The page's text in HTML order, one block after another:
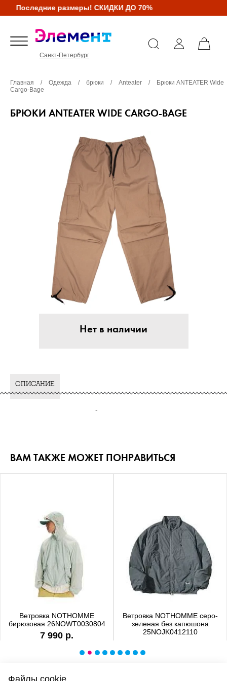
Последние размеры! СКИДКИ ДО 70%
Санкт-Петербург
Главная / Одежда / брюки / Anteater /
Брюки ANTEATER Wide
Cargo-Bage
БРЮКИ ANTEATER WIDE CARGO-BAGE
Нет в наличии
ОПИСАНИЕ
-
ВАМ ТАКЖЕ МОЖЕТ ПОНРАВИТЬСЯ
Ветровка NOTHOMME
бирюзовая 26NOWT0030804
7 990 р.
Ветровка NOTHOMME серо-
зеленая без капюшона
25NOJK0412110
Файлы cookie